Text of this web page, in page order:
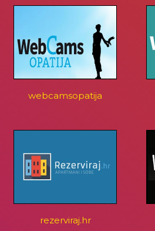
webcamsopatija
rezerviraj.hr